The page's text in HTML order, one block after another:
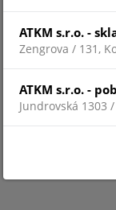
ATKM s.r.o. -
Zengrova / 131,
ATKM s.r.o. -
Jundrovská 1303